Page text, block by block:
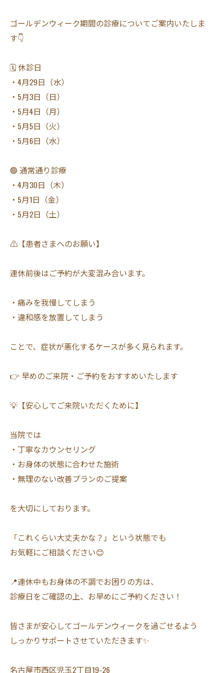
ゴールデンウィーク期間の診療についてご案内いたしま
す👇
🗓 休診日
・4月29日（水）
・5月3日（日）
・5月4日（月）
・5月5日（火）
・5月6日（水）
🟢 通常通り診療
・4月30日（木）
・5月1日（金）
・5月2日（土）
⚠️【患者さまへのお願い】
連休前後はご予約が大変混み合います。
・痛みを我慢してしまう
・違和感を放置してしまう
ことで、症状が悪化するケースが多く見られます。
👉 早めのご来院・ご予約をおすすめいたします
💡【安心してご来院いただくために】
当院では
・丁寧なカウンセリング
・お身体の状態に合わせた施術
・無理のない改善プランのご提案
を大切にしております。
「これくらい大丈夫かな？」という状態でも
お気軽にご相談ください😊
📍連休中もお身体の不調でお困りの方は、
診療日をご確認の上、お早めにご予約ください！
皆さまが安心してゴールデンウィークを過ごせるよう
しっかりサポートさせていただきます✨
名古屋市西区児玉2丁目19-26